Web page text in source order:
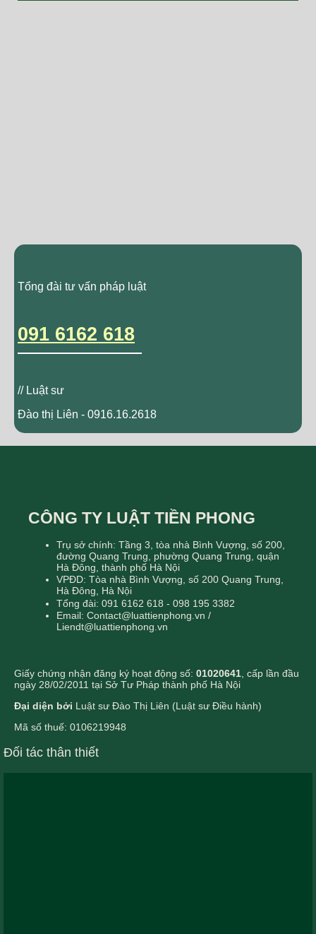
Tổng đài tư vấn pháp luật
091 6162 618
// Luật sư
Đào thị Liên - 0916.16.2618
CÔNG TY LUẬT TIỀN PHONG
Trụ sở chính: Tầng 3, tòa nhà Bình Vượng, số 200,
đường Quang Trung, phường Quang Trung, quận
Hà Đông, thành phố Hà Nội
VPĐD: Tòa nhà Bình Vượng, số 200 Quang Trung,
Hà Đông, Hà Nội
Tổng đài: 091 6162 618 - 098 195 3382
Email: Contact@luattienphong.vn /
Liendt@luattienphong.vn
Giấy chứng nhận đăng ký hoạt động số: 01020641 , cấp lần đầu
ngày 28/02/2011 tại Sở Tư Pháp thành phố Hà Nội
Đại diện bởi Luật sư Đào Thị Liên (Luật sư Điều hành)
Mã số thuế: 0106219948
Đối tác thân thiết